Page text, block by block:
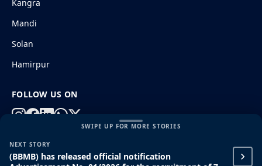
SWIPE UP FOR MORE STORIES
NEXT STORY
(BBMB) has released official notification
Kangra
Mandi
Solan
Hamirpur
FOLLOW US ON
© 2026 HimachalGovt.com
| Terms and Conditions | Disclaimer